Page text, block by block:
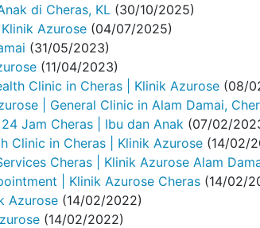
di Cheras, KL (30/10/2025)
Azurose (04/07/2025)
(31/05/2023)
(11/04/2023)
Clinic in Cheras | Klinik Azurose (08/
| General Clinic in Alam Damai,
Jam Cheras | Ibu dan Anak (07/02/
Clinic in Cheras | Klinik Azurose (14/02/
Cheras | Klinik Azurose Alam
| Klinik Azurose Cheras (14/02/
Azurose (14/02/2022)
(14/02/2022)